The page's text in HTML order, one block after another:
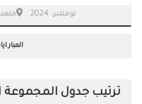
22 نوفمبر، 2024
ترتيب جدول المجموعة